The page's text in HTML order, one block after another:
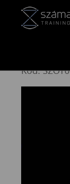
VISSZA
Kód: